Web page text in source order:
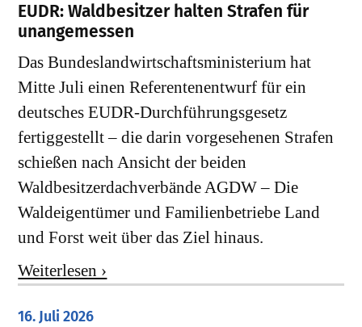
EUDR: Waldbesitzer halten Strafen für
unangemessen
Das Bundeslandwirtschaftsministerium hat
Mitte Juli einen Referentenentwurf für ein
deutsches EUDR-Durchführungsgesetz
fertiggestellt – die darin vorgesehenen Strafen
schießen nach Ansicht der beiden
Waldbesitzerdachverbände AGDW – Die
Waldeigentümer und Familienbetriebe Land
und Forst weit über das Ziel hinaus.
Weiterlesen ›
16. Juli 2026